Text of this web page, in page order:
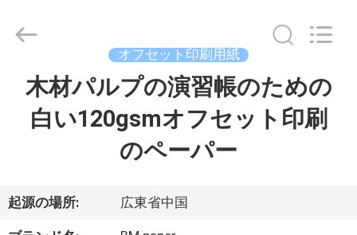
品
GUANGZHOU
BMPAPER
CO.,LTD.
Reserved.
オフセット印刷用紙
木材パルプの演習帳のための
白い120gsmオフセット印刷
のペーパー
起源の場所: 広東省中国